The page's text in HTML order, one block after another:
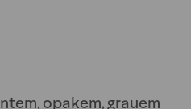
opakem, grauem